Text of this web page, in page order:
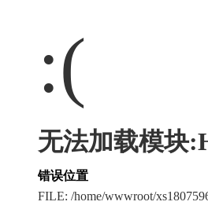
:(
无法加载模块
错误位置
FILE: /home/wwwroot/